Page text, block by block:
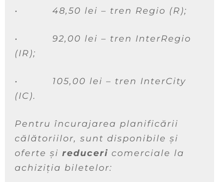
• 48,50 lei – tren Regio (R);
• 92,00 lei – tren InterRegio
(IR);
• 105,00 lei – tren InterCity
(IC).
Pentru încurajarea planificării
călătoriilor, sunt disponibile și
oferte și reduceri comerciale la
achiziția biletelor: